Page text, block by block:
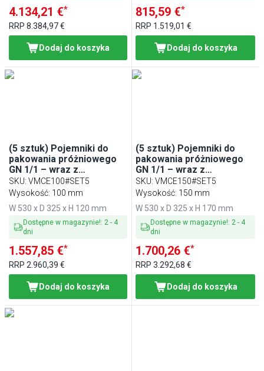
4.134,21 €*
RRP 8.384,97 €
Dodaj do koszyka
815,59 €*
RRP 1.519,01 €
Dodaj do koszyka
(5 sztuk) Pojemniki do
pakowania próżniowego
GN 1/1 – wraz z
pokrywkami
SKU: VMCE100#SET5
Wysokość: 100 mm
W 530 x D 325 x H 120 mm
Dostępne w magazynie!: 2 - 4
dni
1.557,85 €*
RRP 2.960,39 €
Dodaj do koszyka
(5 sztuk) Pojemniki do
pakowania próżniowego
GN 1/1 – wraz z
pokrywkami
SKU:VMCE150#SET5
Wysokość: 150 mm
W 530 x D 325 x H 170 mm
Dostępne w magazynie!: 2 - 4
dni
1.700,26 €*
RRP3.292,68 €
Dodaj do koszyka